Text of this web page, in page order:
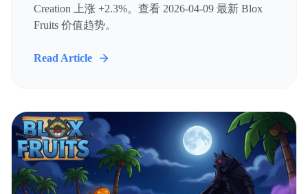
Creation 上涨 +2.3%。查看 2026-04-09 最新 Blox
Fruits 价值趋势。
Read Article